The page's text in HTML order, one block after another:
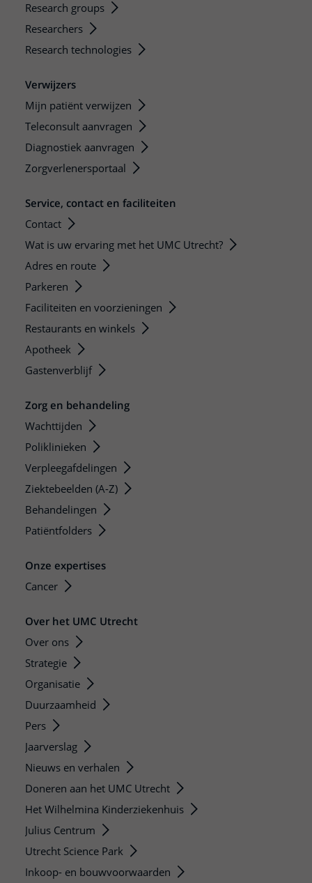
Research groups
Researchers
Research technologies
Verwijzers
Mijn patiënt verwijzen
Teleconsult aanvragen
Diagnostiek aanvragen
Zorgverlenersportaal
Service, contact en faciliteiten
Contact
Wat is uw ervaring met het UMC Utrecht?
Adres en route
Parkeren
Faciliteiten en voorzieningen
Restaurants en winkels
Apotheek
Gastenverblijf
Zorg en behandeling
Wachttijden
Poliklinieken
Verpleegafdelingen
Ziektebeelden (A-Z)
Behandelingen
Patiëntfolders
Onze expertises
Cancer
Over het UMC Utrecht
Over ons
Strategie
Organisatie
Duurzaamheid
Pers
Jaarverslag
Nieuws en verhalen
Doneren aan het UMC Utrecht
Het Wilhelmina Kinderziekenhuis
Julius Centrum
Utrecht Science Park
Inkoop- en bouwvoorwaarden